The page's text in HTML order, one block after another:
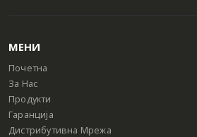
МЕНИ
Почетна
За Нас
Продукти
Гаранција
Дистрибутивна Мрежа